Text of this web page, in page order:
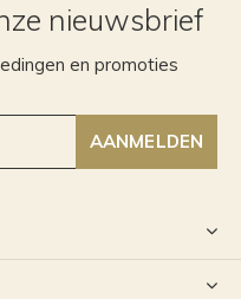
nieuwsbrief
en promoties
AANMELDEN